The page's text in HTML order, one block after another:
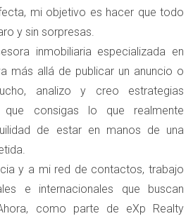
que debes considerar es
Esto permite a un
en tu nombre durante el
poder notarial debe ser
y puede ser realizado desde tu
de que el documento esté
para su validez en España. Este
te permite participar activamente
físicamente presente.
mi objetivo es hacer que todo
y sin sorpresas.
inmobiliaria especializada en
más allá de publicar un anuncio o
analizo y creo estrategias
que consigas lo que realmente
de estar en manos de una
y a mi red de contactos, trabajo
e internacionales que buscan
como parte de eXp Realty